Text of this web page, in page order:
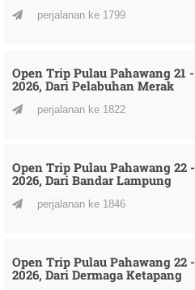
perjalanan ke 1799
Open Trip Pulau Pahawang 21
2026, Dari Pelabuhan Merak
perjalanan ke 1822
Open Trip Pulau Pahawang 22
2026, Dari Bandar Lampung
perjalanan ke 1846
Open Trip Pulau Pahawang 22
2026, Dari Dermaga Ketapang